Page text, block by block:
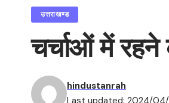
उत्तराखण्ड
चर्चाओं में रहने
Last updated: 2024/04/
hindustanrah